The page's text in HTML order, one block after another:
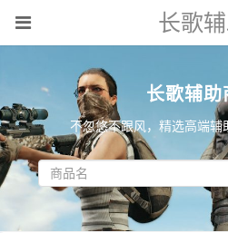
长歌
长歌辅助
不忽悠不跟风，精选高端辅